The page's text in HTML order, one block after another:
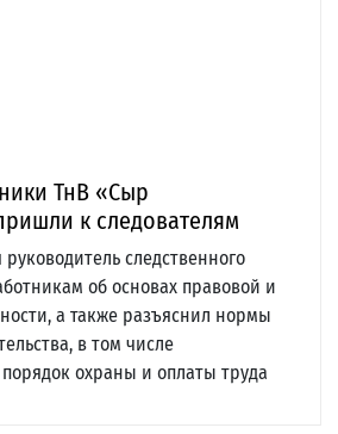
ТнВ «Сыр
к следователям
следственного
об основах правовой и
а также разъяснил нормы
в том числе
охраны и оплаты труда